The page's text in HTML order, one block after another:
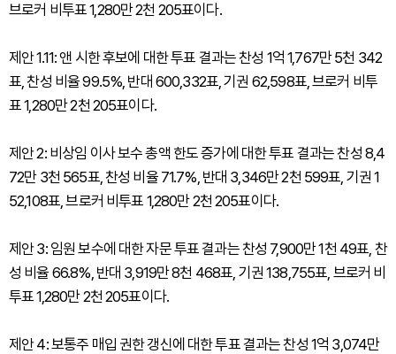
브로커 비투표 1,280만 2천 205표이다.
제안 1.11: 앤 시한 후보에 대한 투표 결과는 찬성 1억 1,767만 5천 342
표, 찬성 비율 99.5%, 반대 600,332표, 기권 62,598표, 브로커 비투
표 1,280만 2천 205표이다.
제안 2: 비상임 이사 보수 총액 한도 증가에 대한 투표 결과는 찬성 8,4
72만 3천 565표, 찬성 비율 71.7%, 반대 3,346만 2천 599표, 기권 1
52,108표, 브로커 비투표 1,280만 2천 205표이다.
제안 3: 임원 보수에 대한 자문 투표 결과는 찬성 7,900만 1천 49표, 찬
성 비율 66.8%, 반대 3,919만 8천 468표, 기권 138,755표, 브로커 비
투표 1,280만 2천 205표이다.
제안 4: 보통주 매입 권한 갱신에 대한 투표 결과는 찬성 1억 3,074만